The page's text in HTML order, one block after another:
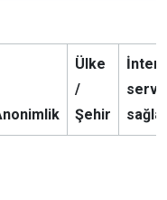
Ülke
/
Şehir